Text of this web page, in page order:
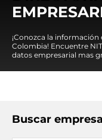
¡Conozca la
Colombia! Encuentre
datos empresarial mas
Buscar empresa